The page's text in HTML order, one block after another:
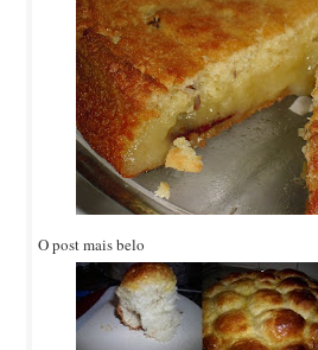
O post mais belo